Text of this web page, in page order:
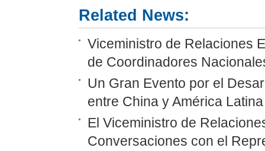
Related News:
Viceministro de Relaciones
de Coordinadores
Un Gran Evento por el
entre China y América
El Viceministro de
Conversaciones con el